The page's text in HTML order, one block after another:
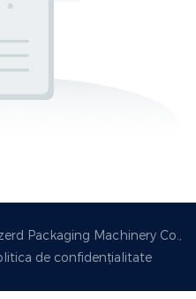
Packaging Machinery Co.,
de confidențialitate